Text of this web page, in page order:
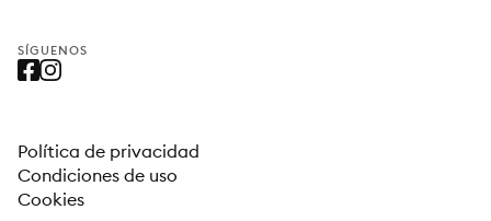
SÍGUENOS
Política de privacidad
Condiciones de uso
Cookies